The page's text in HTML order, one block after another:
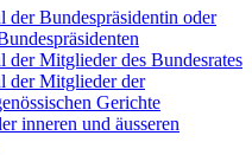
der Bundespräsidentin oder
der Mitglieder des Bundesrates
der Mitglieder der
Gerichte
inneren und äusseren